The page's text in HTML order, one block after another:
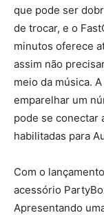
que pode ser
de trocar, e o
minutos oferece
assim não
meio da música.
emparelhar um
pode se conectar
habilitadas para
Com o
acessório
Apresentando